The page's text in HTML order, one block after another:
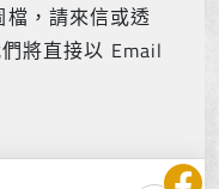
，請來信或透
將直接以 Email